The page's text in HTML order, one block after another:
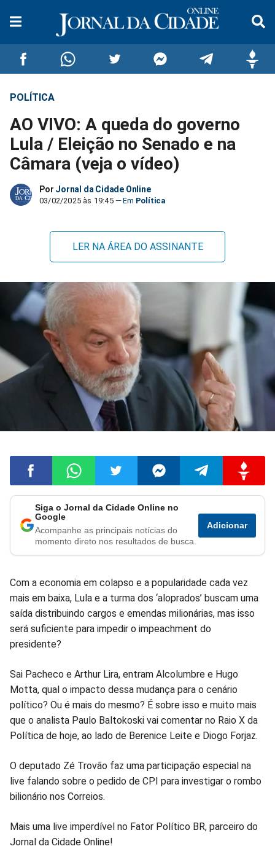
Compartilhar
no
Facebook
Compartilhar
no
Whatsapp
no
Twitter
no
Messenger
no
POLÍTICA
AO VIVO: A queda do governo
Lula / Eleição no Senado e na
Câmara (veja o vídeo)
Por Jornal da Cidade Online
03/02/2025 às 19:45 Política
LER NA ÁREA DO ASSINANTE
Compartilhar
no
Compartilhar
no
Compartilhar
no
Compartilhar
no
Compartilhar
no
no
Siga o Jornal da Cidade Online no
Google
Acompanhe as principais notícias do
momento direto nos resultados de busca.
Adicionar
Com a economia em colapso e a popularidade cada vez
mais em baixa, Lula e a turma dos ‘aloprados’ buscam uma
saída distribuindo cargos e emendas milionárias, mas isso
será suficiente para impedir o impeachment do
presidente?
Sai Pacheco e Arthur Lira, entram Alcolumbre e Hugo
Motta, qual o impacto dessa mudança para o cenário
político? Ou é mais do mesmo? É sobre isso e muito mais
que o analista Paulo Baltokoski vai comentar no Raio X da
Política de hoje, ao lado de Berenice Leite e Diogo Forjaz.
O deputado Zé Trovão faz uma participação especial na
live falando sobre o pedido de CPI para investigar o rombo
bilionário nos Correios.
Mais uma live imperdível no Fator Político BR, parceiro do
Jornal da Cidade Online!